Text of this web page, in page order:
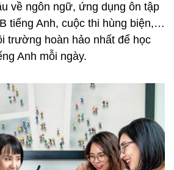
về ngôn ngữ, ứng dụng ôn tập
tiếng Anh, cuộc thi hùng biện,…
trường hoàn hảo nhất để học
Anh mỗi ngày.